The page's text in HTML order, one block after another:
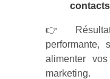
👉
performante,
alimenter
marketing.